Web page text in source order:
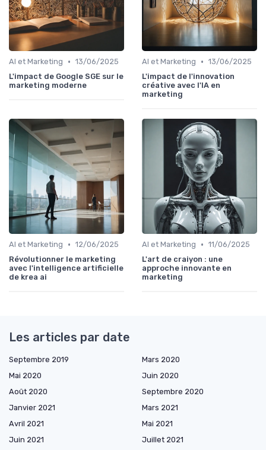
AI et Marketing • 13/06/2025
L'impact de Google SGE sur le
marketing moderne
AI et Marketing • 13/06/2025
L'impact de l'innovation
créative avec l'IA en
marketing
AI et Marketing • 12/06/2025
Révolutionner le marketing
avec l'intelligence artificielle
de krea ai
AI et Marketing • 11/06/2025
L'art de craiyon : une
approche innovante en
marketing
Les articles par date
Septembre 2019
Mars 2020
Mai 2020
Juin 2020
Août 2020
Septembre 2020
Janvier 2021
Mars 2021
Avril 2021
Mai 2021
Juin 2021
Juillet 2021